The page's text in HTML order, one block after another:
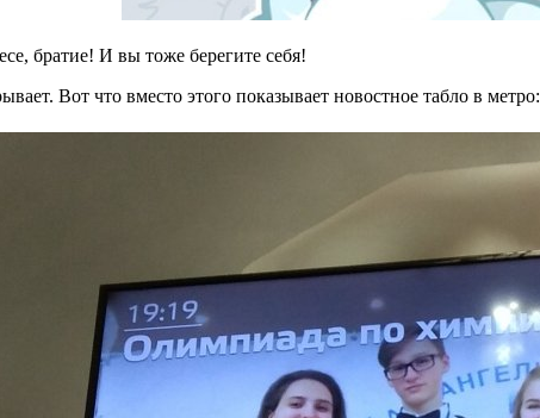
братие! И вы тоже берегите себя!
Вот что вместо этого показывает новостное табло в метро: